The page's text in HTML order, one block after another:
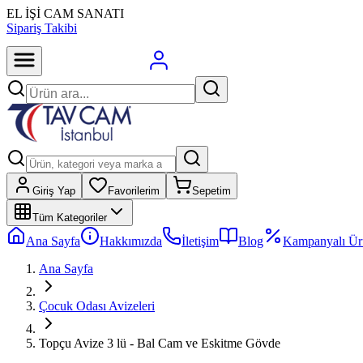
EL İŞİ CAM SANATI
Sipariş Takibi
Giriş Yap Favorilerim Sepetim
Tüm Kategoriler
Ana Sayfa Hakkımızda İletişim Blog
Kampanyalı
Ana Sayfa
Çocuk Odası Avizeleri
Topçu Avize 3 lü - Bal Cam ve Eskitme Gövde